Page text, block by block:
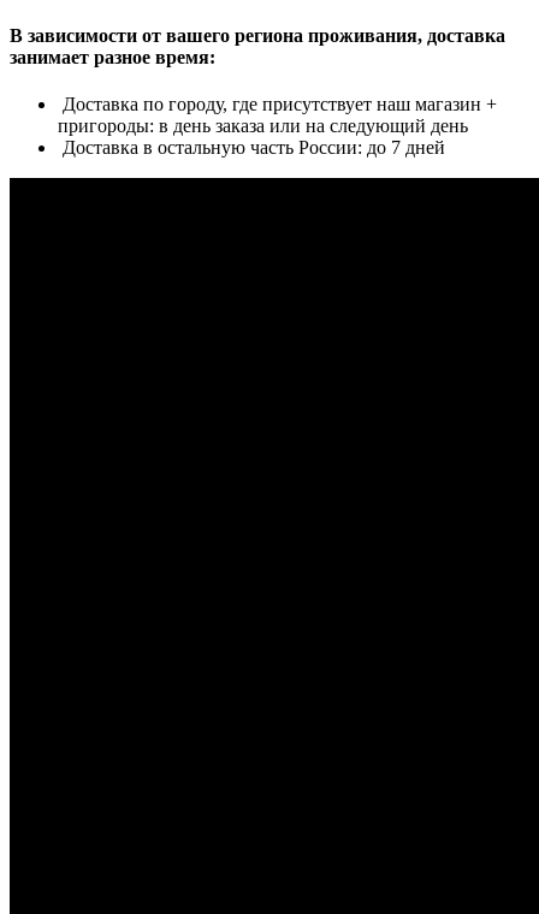
В зависимости от вашего региона проживания, доставка
занимает разное время:
Доставка по городу, где присутствует наш магазин +
пригороды: в день заказа или на следующий день
Доставка в остальную часть России: до 7 дней